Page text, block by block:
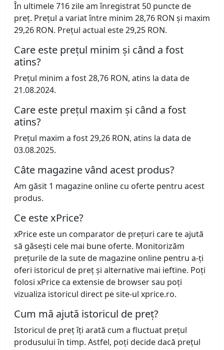
În ultimele 716 zile am înregistrat 50 puncte de
preț. Prețul a variat între minim 28,76 RON și maxim
29,26 RON. Prețul actual este 29,25 RON.
Care este prețul minim și când a fost
atins?
Prețul minim a fost 28,76 RON, atins la data de
21.08.2024.
Care este prețul maxim și când a fost
atins?
Prețul maxim a fost 29,26 RON, atins la data de
03.08.2025.
Câte magazine vând acest produs?
Am găsit 1 magazine online cu oferte pentru acest
produs.
Ce este xPrice?
xPrice este un comparator de prețuri care te ajută
să găsești cele mai bune oferte. Monitorizăm
prețurile de la sute de magazine online pentru a-ți
oferi istoricul de preț și alternative mai ieftine. Poți
folosi xPrice ca extensie de browser sau poți
vizualiza istoricul direct pe site-ul xprice.ro.
Cum mă ajută istoricul de preț?
Istoricul de preț îți arată cum a fluctuat prețul
produsului în timp. Astfel, poți decide dacă prețul